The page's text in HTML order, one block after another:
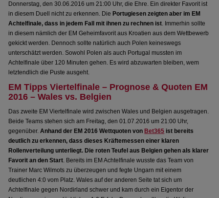
Donnerstag, den 30.06.2016 um 21:00 Uhr, die Ehre. Ein direkter Favorit ist
in diesem Duell nicht zu erkennen. Die Portugiesen zeigten aber im EM
Achtelfinale, dass in jedem Fall mit ihnen zu rechnen ist. Immerhin sollte
in diesem nämlich der EM Geheimfavorit aus Kroatien aus dem Wettbewerb
gekickt werden. Dennoch sollte natürlich auch Polen keineswegs
unterschätzt werden. Sowohl Polen als auch Portugal mussten im
Achtelfinale über 120 Minuten gehen. Es wird abzuwarten bleiben, wem
letztendlich die Puste ausgeht.
EM Tipps Viertelfinale – Prognose & Quoten EM
2016 – Wales vs. Belgien
Das zweite EM Viertelfinale wird zwischen Wales und Belgien ausgetragen.
Beide Teams stehen sich am Freitag, den 01.07.2016 um 21:00 Uhr,
gegenüber.Anhand der EM 2016 Wettquoten von Bet365 ist bereits
deutlich zu erkennen, dass dieses Kräftemessen einer klaren
Rollenverteilung unterliegt. Die roten Teufel aus Belgien gehen als klarer
Favorit an den Start. Bereits im EM Achtelfinale wusste das Team von
Trainer Marc Wilmots zu überzeugen und fegte Ungarn mit einem
deutlichen 4:0 vom Platz. Wales auf der anderen Seite tat sich um
Achtelfinale gegen Nordirland schwer und kam durch ein Eigentor der